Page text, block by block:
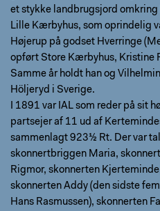
et stykke landbrugsjord
Lille Kærbyhus, som oprindelig
Højerup på godset Hverringe
opført Store Kærbyhus, Kristine
Samme år holdt han og
Höljeryd i Sverige.
I 1891 var IAL som reder på sit
partsejer af 11 ud af
sammenlagt 923½ Rt. Der var
skonnertbriggen Maria,
Rigmor, skonnerten
skonnerten Addy (den sidste
Hans Rasmussen), skonnerten